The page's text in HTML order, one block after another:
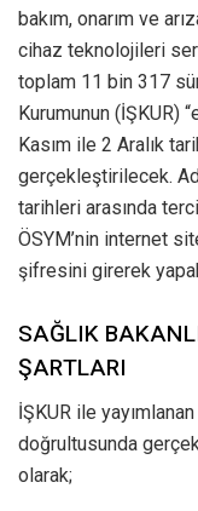
bakım, onarım ve
cihaz teknolojileri
toplam 11 bin 317
Kurumunun (İŞKUR)
Kasım ile 2 Aralık
gerçekleştirilecek.
tarihleri arasında
ÖSYM’nin internet
şifresini girerek
SAĞLIK
ŞARTLARI
İŞKUR ile
doğrultusunda
olarak;